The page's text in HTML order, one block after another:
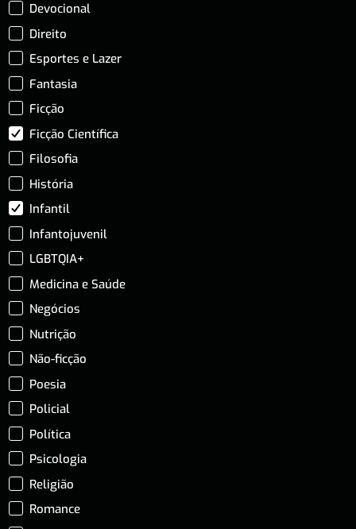
Devocional
Direito
Esportes e Lazer
Fantasia
Ficção
Ficção Científica
Filosofia
História
Infantil
Infantojuvenil
LGBTQIA+
Medicina e Saúde
Negócios
Nutrição
Não-ficção
Poesia
Policial
Política
Psicologia
Religião
Romance